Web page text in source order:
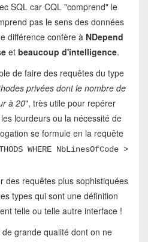
SQL car CQL "comprend" le
pas le sens des données
différence confère à NDepend
et beaucoup d'intelligence.
de faire des requêtes du type
privées dont le nombre de
à 20", très utile pour repérer
lourdeurs ou la nécessité de
se formule en la requête
WHERE NbLinesOfCode >
des requêtes plus sophistiquées
types qui sont une définition
telle ou telle autre interface !
grande qualité dont on ne